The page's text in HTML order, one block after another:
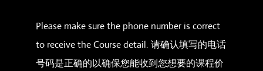
Please make sure the phone number is correct
to receive the Course detail. 请确认填写的电话
号码是正确的以确保您能收到您想要的课程价